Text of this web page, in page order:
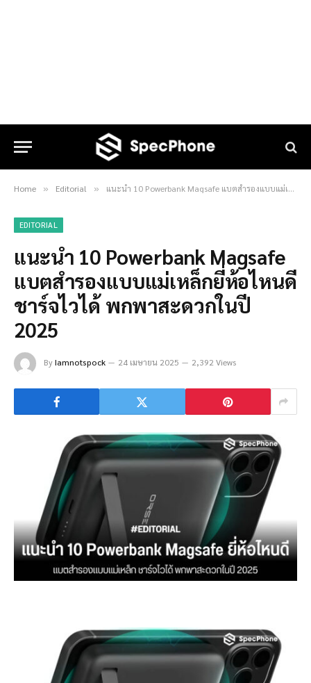
Home » Editorial » แนะนำ 10 Powerbank Magsafe แบตสำรองแบบแม่เหล็กยี่ห้อไหนดี ชาร์จไวได้ พกพาสะดวกในปี 2025
EDITORIAL
แนะนำ 10 Powerbank Magsafe
แบตสำรองแบบแม่เหล็กยี่ห้อไหนดี
ชาร์จไวได้ พกพาสะดวกในปี
2025
ByIamnotspock 24 เมษายน 2025 2,392 Views